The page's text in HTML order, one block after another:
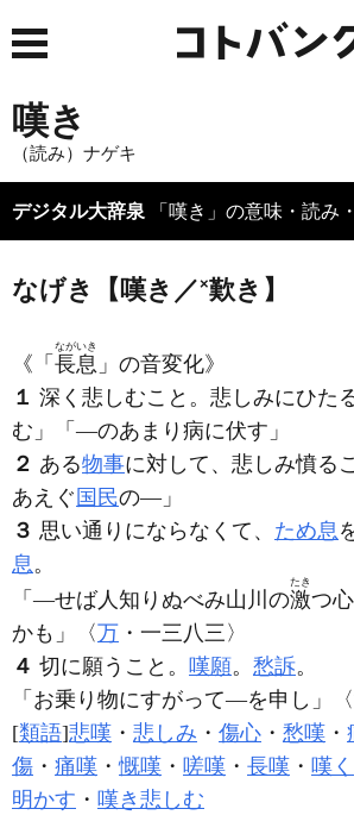
嘆き
（読み）ナゲキ
デジタル大辞泉 「嘆き」の意味・読み
なげき【嘆き／×歎き】
《「 長息
ながいき
」の音変化》
１ 深く悲しむこと。悲しみにひた
む」「―のあまり病に伏す」
２ ある物事に対して、悲しみ憤る
あえぐ 国民の―」
３ 思い通りにならなくて、 ため息
息。
「―せば人知りぬべみ山川の激
たき
つ
かも」〈万 ・一三八三〉
４ 切に願うこと。 嘆願。 愁訴。
「お乗り物にすがって―を申し」〈
[類語]悲嘆 ・ 悲しみ ・ 傷心 ・ 愁嘆 ・
傷 ・ 痛嘆 ・慨嘆 ・ 嗟嘆 ・ 長嘆 ・ 嘆く
明かす ・ 嘆き悲しむ